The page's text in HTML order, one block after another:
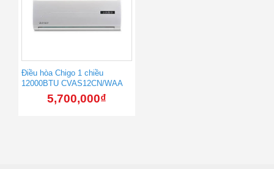
Điều hòa Chigo 1 chiều
12000BTU CVAS12CN/WAA
5,700,000₫